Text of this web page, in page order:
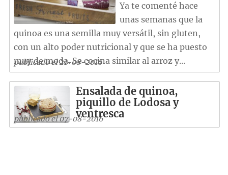
Ya te comenté hace
unas semanas que la
quinoa es una semilla muy versátil, sin gluten,
con un alto poder nutricional y que se ha puesto
muy de moda. Se cocina similar al arroz y...
publicado el 21-08-2016
Ensalada de quinoa,
piquillo de Lodosa y
ventresca
publicado el 07-08-2016